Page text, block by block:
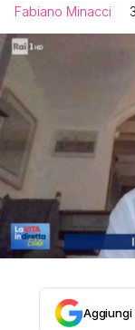
Fabiano Minacci
Aggiungi